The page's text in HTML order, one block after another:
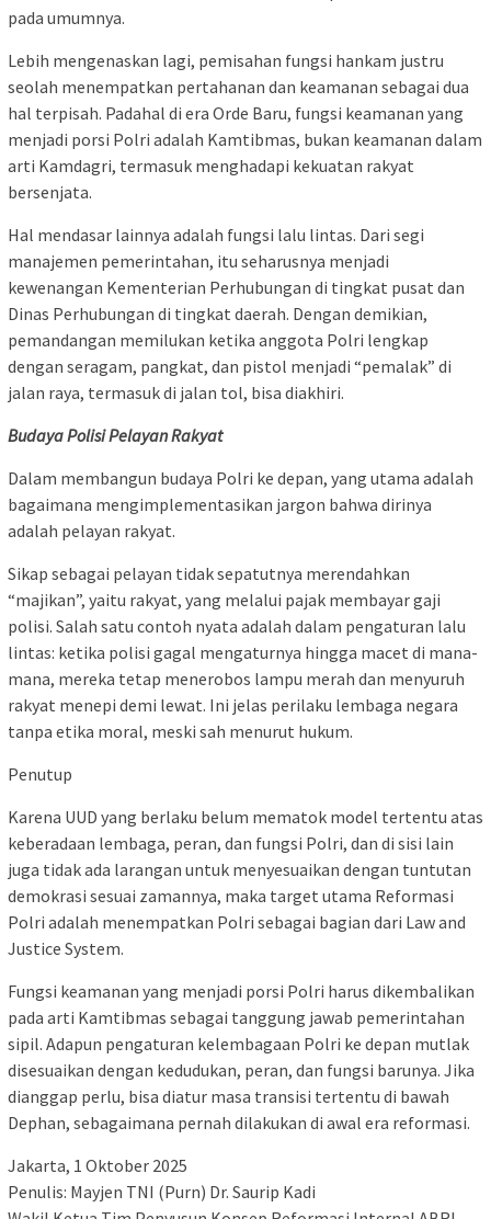
pada umumnya.
Lebih mengenaskan lagi, pemisahan fungsi hankam justru
seolah menempatkan pertahanan dan keamanan sebagai dua
hal terpisah. Padahal di era Orde Baru, fungsi keamanan yang
menjadi porsi Polri adalah Kamtibmas, bukan keamanan dalam
arti Kamdagri, termasuk menghadapi kekuatan rakyat
bersenjata.
Hal mendasar lainnya adalah fungsi lalu lintas. Dari segi
manajemen pemerintahan, itu seharusnya menjadi
kewenangan Kementerian Perhubungan di tingkat pusat dan
Dinas Perhubungan di tingkat daerah. Dengan demikian,
pemandangan memilukan ketika anggota Polri lengkap
dengan seragam, pangkat, dan pistol menjadi “pemalak” di
jalan raya, termasuk di jalan tol, bisa diakhiri.
Budaya Polisi Pelayan Rakyat
Dalam membangun budaya Polri ke depan, yang utama adalah
bagaimana mengimplementasikan jargon bahwa dirinya
adalah pelayan rakyat.
Sikap sebagai pelayan tidak sepatutnya merendahkan
“majikan”, yaitu rakyat, yang melalui pajak membayar gaji
polisi. Salah satu contoh nyata adalah dalam pengaturan lalu
lintas: ketika polisi gagal mengaturnya hingga macet di mana-
mana, mereka tetap menerobos lampu merah dan menyuruh
rakyat menepi demi lewat. Ini jelas perilaku lembaga negara
tanpa etika moral, meski sah menurut hukum.
Penutup
Karena UUD yang berlaku belum mematok model tertentu atas
keberadaan lembaga, peran, dan fungsi Polri, dan di sisi lain
juga tidak ada larangan untuk menyesuaikan dengan tuntutan
demokrasi sesuai zamannya, maka target utama Reformasi
Polri adalah menempatkan Polri sebagai bagian dari Law and
Justice System.
Fungsi keamanan yang menjadi porsi Polri harus dikembalikan
pada arti Kamtibmas sebagai tanggung jawab pemerintahan
sipil. Adapun pengaturan kelembagaan Polri ke depan mutlak
disesuaikan dengan kedudukan, peran, dan fungsi barunya. Jika
dianggap perlu, bisa diatur masa transisi tertentu di bawah
Dephan, sebagaimana pernah dilakukan di awal era reformasi.
Jakarta, 1 Oktober 2025
Penulis: Mayjen TNI (Purn) Dr. Saurip Kadi